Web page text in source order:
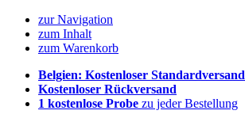
zur Navigation
zum Inhalt
zum Warenkorb
Belgien: Kostenloser Standardversand
Kostenloser Rückversand
1 kostenlose Probe zu jeder Bestellung